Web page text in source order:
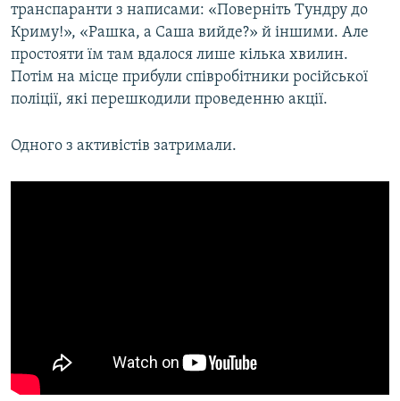
ІНФОГРАФІКА
ДОЛУЧАЙСЯ!
транспаранти з написами: «Поверніть Тундру до
Криму!», «Рашка, а Саша вийде?» й іншими. Але
простояти їм там вдалося лише кілька хвилин.
Потім на місце прибули співробітники російської
поліції, які перешкодили проведенню акції.
Одного з активістів затримали.